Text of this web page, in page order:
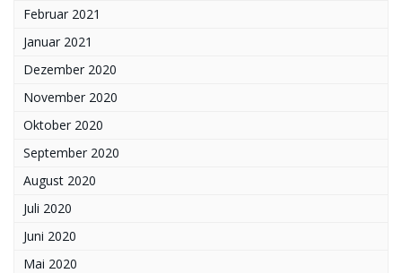
Februar 2021
Januar 2021
Dezember 2020
November 2020
Oktober 2020
September 2020
August 2020
Juli 2020
Juni 2020
Mai 2020